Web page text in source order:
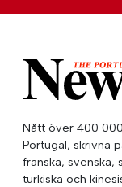
Nått över 400
Portugal, skrivna
franska, svenska,
turkiska och